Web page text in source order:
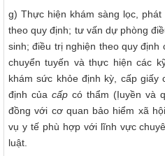
g) Thực hiện khám sàng lọc,
theo quy định; tư vấn dự phòng
sinh; điều trị nghiện theo quy định
chuyển tuyến và thực hiện các
khám sức khỏe định kỳ, cấp
định của cấp có thẩm (Ịuyền và
đồng với cơ quan bảo hiểm xã
vụ y tế phù hợp với lĩnh vực
luật.